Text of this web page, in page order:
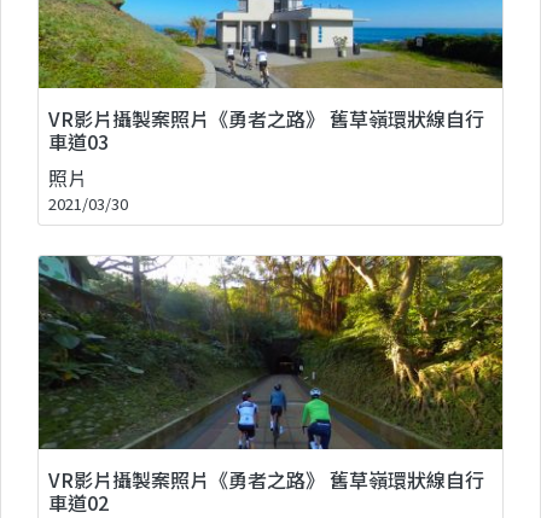
VR影片攝製案照片《勇者之路》 舊草嶺環狀線自行
車道03
照片
2021/03/30
VR影片攝製案照片《勇者之路》 舊草嶺環狀線自行
車道02